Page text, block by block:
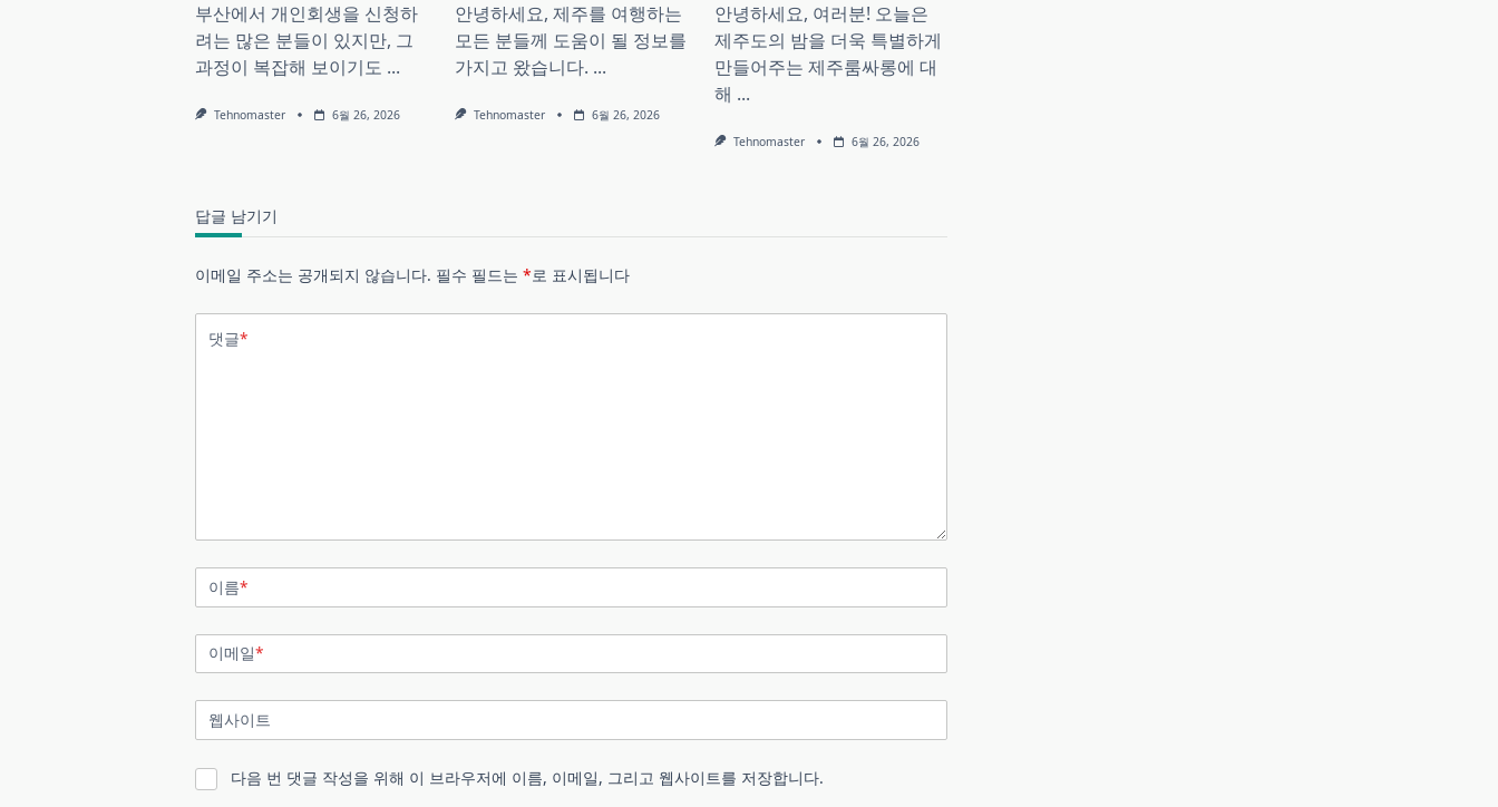
부산에서 개인회생을 신청하
려는 많은 분들이 있지만, 그
과정이 복잡해 보이기도 ...
Tehnomaster 6월 26, 2026
안녕하세요, 제주를 여행하는
모든 분들께 도움이 될 정보를
가지고 왔습니다. ...
Tehnomaster 6월 26, 2026
안녕하세요, 여러분! 오늘은
제주도의 밤을 더욱 특별하게
만들어주는 제주룸싸롱에 대
해 ...
Tehnomaster 6월 26, 2026
답글 남기기
이메일 주소는 공개되지 않습니다. 필수 필드는*로 표시됩니다
댓글*
이름*
이메일*
웹사이트
다음 번 댓글 작성을 위해 이 브라우저에 이름, 이메일, 그리고 웹사이트를 저장합니다.